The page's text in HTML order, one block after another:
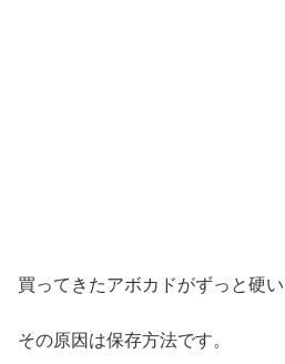
買ってきたアボカドがずっと硬い
その原因は保存方法です。